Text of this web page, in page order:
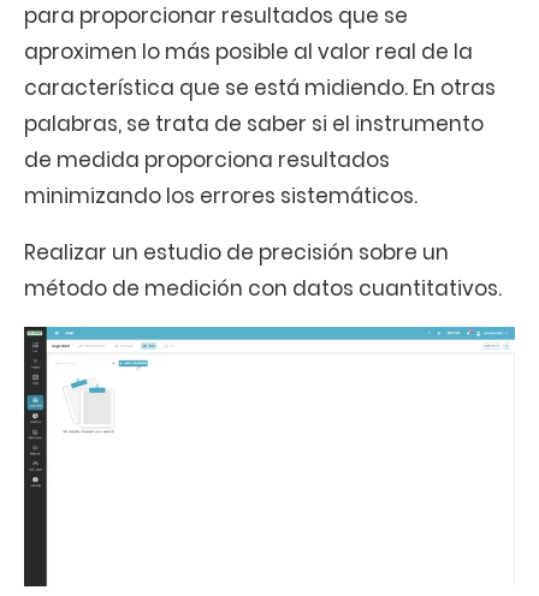
para proporcionar resultados que se
aproximen lo más posible al valor real de la
característica que se está midiendo. En otras
palabras, se trata de saber si el instrumento
de medida proporciona resultados
minimizando los errores sistemáticos.
Realizar un estudio de precisión sobre un
método de medición con datos cuantitativos.